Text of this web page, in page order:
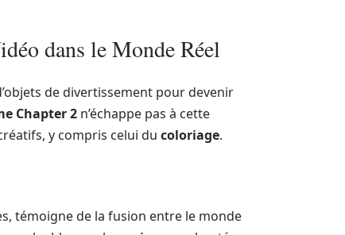
dans le Monde Réel
de divertissement pour devenir
Chapter 2 n’échappe pas à cette
y compris celui du coloriage.
témoigne de la fusion entre le monde